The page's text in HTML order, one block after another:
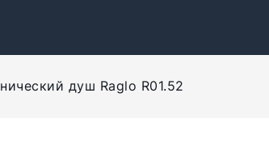
душ Raglo R01.52